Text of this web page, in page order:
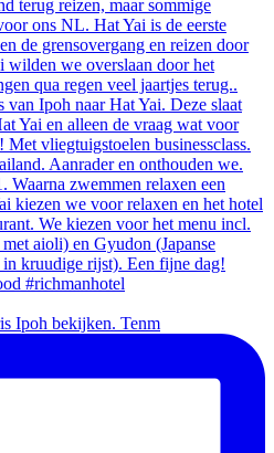
Ipoh bekijken. Tenm